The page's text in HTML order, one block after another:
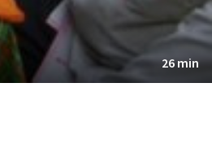
26 min